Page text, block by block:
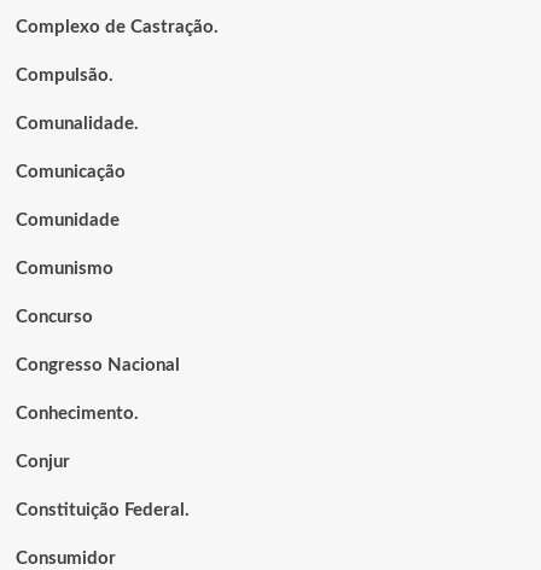
Complexo de Castração.
Compulsão.
Comunalidade.
Comunicação
Comunidade
Comunismo
Concurso
Congresso Nacional
Conhecimento.
Conjur
Constituição Federal.
Consumidor